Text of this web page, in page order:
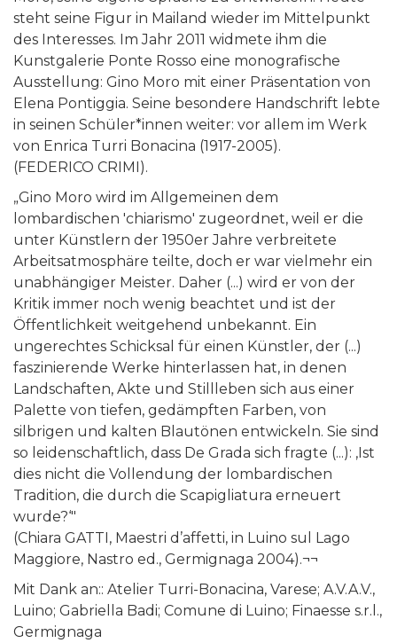
steht seine Figur in Mailand wieder im Mittelpunkt
des Interesses. Im Jahr 2011 widmete ihm die
Kunstgalerie Ponte Rosso eine monografische
Ausstellung: Gino Moro mit einer Präsentation von
Elena Pontiggia. Seine besondere Handschrift lebte
in seinen Schüler*innen weiter: vor allem im Werk
von Enrica Turri Bonacina (1917-2005).
(FEDERICO CRIMI).
„Gino Moro wird im Allgemeinen dem
lombardischen 'chiarismo' zugeordnet, weil er die
unter Künstlern der 1950er Jahre verbreitete
Arbeitsatmosphäre teilte, doch er war vielmehr ein
unabhängiger Meister. Daher (...) wird er von der
Kritik immer noch wenig beachtet und ist der
Öffentlichkeit weitgehend unbekannt. Ein
ungerechtes Schicksal für einen Künstler, der (...)
faszinierende Werke hinterlassen hat, in denen
Landschaften, Akte und Stillleben sich aus einer
Palette von tiefen, gedämpften Farben, von
silbrigen und kalten Blautönen entwickeln. Sie sind
so leidenschaftlich, dass De Grada sich fragte (...): ‚Ist
dies nicht die Vollendung der lombardischen
Tradition, die durch die Scapigliatura erneuert
wurde?‘"
(Chiara GATTI, Maestri d’affetti, in Luino sul Lago
Maggiore, Nastro ed., Germignaga 2004).¬¬
Mit Dank an:: Atelier Turri-Bonacina, Varese; A.V.A.V.,
Luino; Gabriella Badi; Comune di Luino; Finaesse s.r.l.,
Germignaga